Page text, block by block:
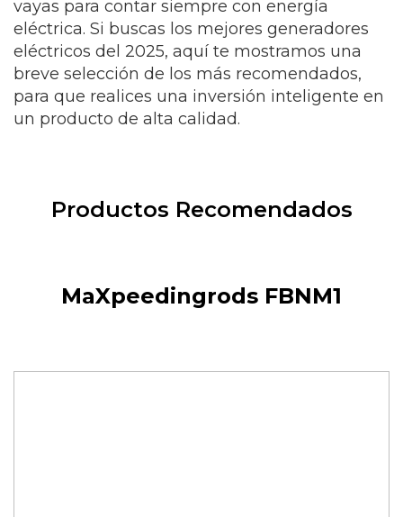
vayas para contar siempre con energía
eléctrica. Si buscas los mejores generadores
eléctricos del 2025, aquí te mostramos una
breve selección de los más recomendados,
para que realices una inversión inteligente en
un producto de alta calidad.
Productos Recomendados
MaXpeedingrods FBNM1